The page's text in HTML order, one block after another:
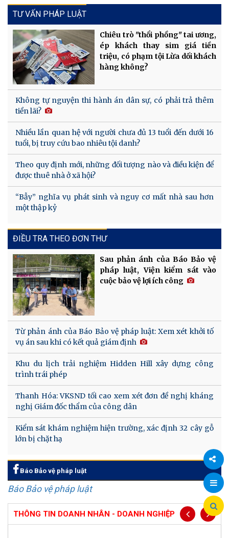
Chia
TƯ VẤN PHÁP LUẬT
Chiêu trò "thổi phồng" tai ương,
ép khách thay sim giá tiền
triệu, có phạm tội Lừa dối khách
hàng không?
Không tự nguyện thi hành án dân sự, có phải trả thêm
tiền lãi?
Nhiều lần quan hệ với người chưa đủ 13 tuổi đến dưới 16
tuổi, bị truy cứu bao nhiêu tội danh?
Theo quy định mới, những đối tượng nào và điều kiện để
được thuê nhà ở xã hội?
“Bẫy” nghĩa vụ phát sinh và nguy cơ mất nhà sau hơn
một thập kỷ
ĐIỀU TRA THEO ĐƠN THƯ
Sau phản ánh của Báo Bảo vệ
pháp luật, Viện kiểm sát vào
cuộc bảo vệ lợi ích công
Từ phản ánh của Báo Bảo vệ pháp luật: Xem xét khởi tố
vụ án sau khi có kết quả giám định
Khu du lịch trải nghiệm Hidden Hill xây dựng công
trình trái phép
Thanh Hóa: VKSND tối cao xem xét đơn đề nghị kháng
nghị Giám đốc thẩm của công dân
Kiểm sát khám nghiệm hiện trường, xác định 32 cây gỗ
lớn bị chặt hạ
Báo Bảo vệ pháp luật
Báo Bảo vệ pháp luật
THÔNG TIN DOANH NHÂN - DOANH NGHIỆP